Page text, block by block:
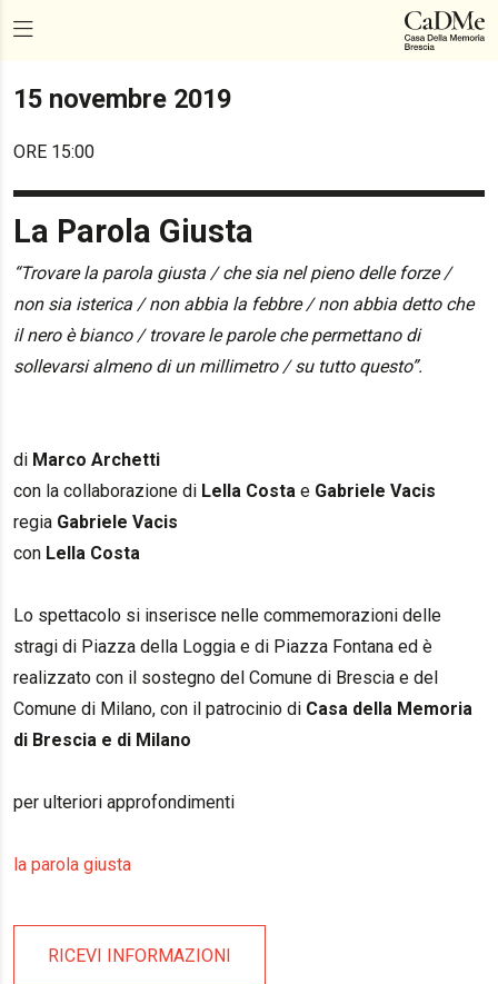
15 novembre 2019
ORE 15:00
La Parola Giusta
“Trovare la parola giusta / che sia nel pieno delle forze /
non sia isterica / non abbia la febbre / non abbia detto che
il nero è bianco / trovare le parole che permettano di
sollevarsi almeno di un millimetro / su tutto questo”.
di Marco Archetti
con la collaborazione di Lella Costa e Gabriele Vacis
regia Gabriele Vacis
con Lella Costa
Lo spettacolo si inserisce nelle commemorazioni delle
stragi di Piazza della Loggia e di Piazza Fontana ed è
realizzato con il sostegno del Comune di Brescia e del
Comune di Milano, con il patrocinio di Casa della Memoria
di Brescia e di Milano
per ulteriori approfondimenti
la parola giusta
RICEVI INFORMAZIONI